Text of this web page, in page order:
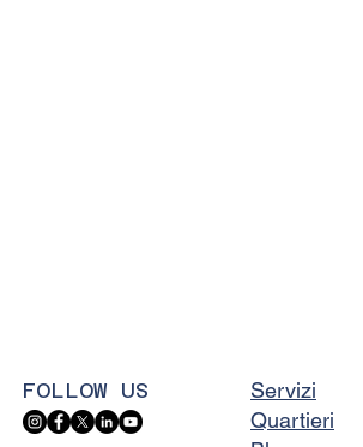
FOLLOW US
Servizi
Quartieri